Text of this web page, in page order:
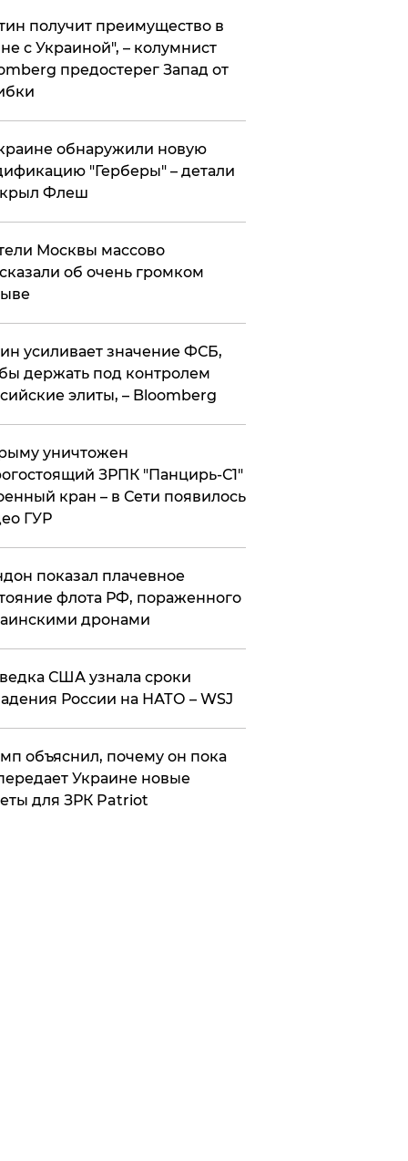
получит преимущество в
с Украиной", – колумнист
предостерег Запад от
обнаружили новую
"Герберы" – детали
Флеш
Москвы массово
об очень громком
усиливает значение ФСБ,
держать под контролем
элиты, – Bloomberg
уничтожен
ЗРПК "Панцирь-С1"
кран – в Сети появилось
ГУР
показал плачевное
флота РФ, пораженного
дронами
США узнала сроки
России на НАТО – WSJ
объяснил, почему он пока
Украине новые
для ЗРК Patriot